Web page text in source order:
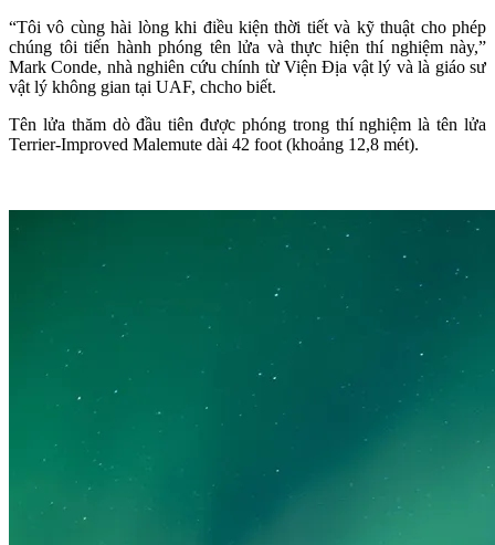
“Tôi vô cùng hài lòng khi điều kiện thời tiết và kỹ thuật cho phép
chúng tôi tiến hành phóng tên lửa và thực hiện thí nghiệm này,”
Mark Conde, nhà nghiên cứu chính từ Viện Địa vật lý và là giáo sư
vật lý không gian tại UAF, chcho biết.
Tên lửa thăm dò đầu tiên được phóng trong thí nghiệm là tên lửa
Terrier-Improved Malemute dài 42 foot (khoảng 12,8 mét).